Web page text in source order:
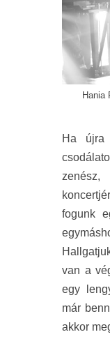
Hania
Ha
fogunk
van a
egy
már
akkor